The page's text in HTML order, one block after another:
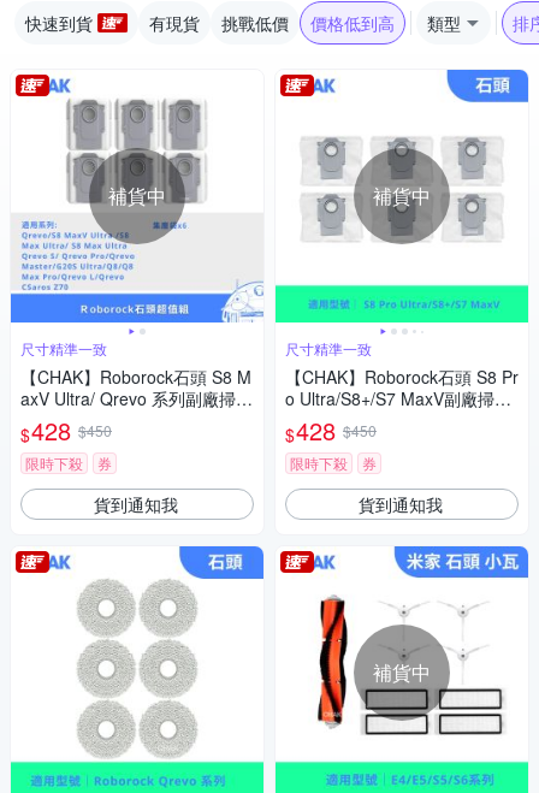
快速到貨 有現貨 挑戰低價 價格低到高 類型 排
補貨中
尺寸精準一致
【CHAK】Roborock石頭 S8 M
axV Ultra/ Qrevo 系列副廠掃拖
機配件集塵袋超值組(6入組)
$428 $450
限時下殺
券
貨到通知我
補貨中
尺寸精準一致
【CHAK】Roborock石頭 S8 Pr
o Ultra/S8+/S7 MaxV副廠掃拖
機配件集塵袋超值組(6入組)
$428 $450
限時下殺
券
貨到通知我
補貨中